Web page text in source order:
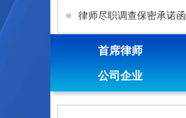
律师尽职调查保密承诺函
首席律师
公司企业